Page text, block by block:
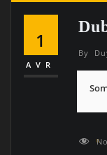
1
AVR
By